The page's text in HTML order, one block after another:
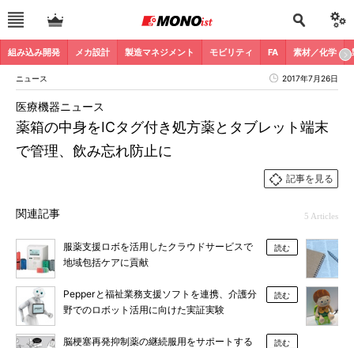
組み込み開発 メカ設計 製造マネジメント モビリティ FA 素材／化学
ニュース 2017年7月26日
薬箱の中身をICタグ付き処方薬とタブレット端末
で管理、飲み忘れ防止に
医療機器ニュース
記事を見る
関連記事 5 Articles
服薬支援ロボを活用したクラウドサービスで
地域包括ケアに貢献
読む
Pepperと福祉業務支援ソフトを連携、介護分
野でのロボット活用に向けた実証実験
読む
脳梗塞再発抑制薬の継続服用をサポートする
読む